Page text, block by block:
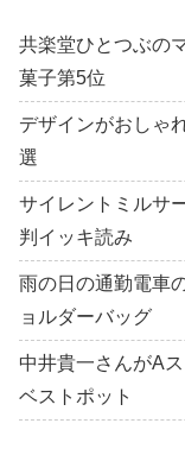
共楽堂ひとつぶの
菓子第5位
デザインがおしゃ
選
サイレントミルサ
判イッキ読み
雨の日の通勤電車
ョルダーバッグ
中井貴一さんがA
ベストポット